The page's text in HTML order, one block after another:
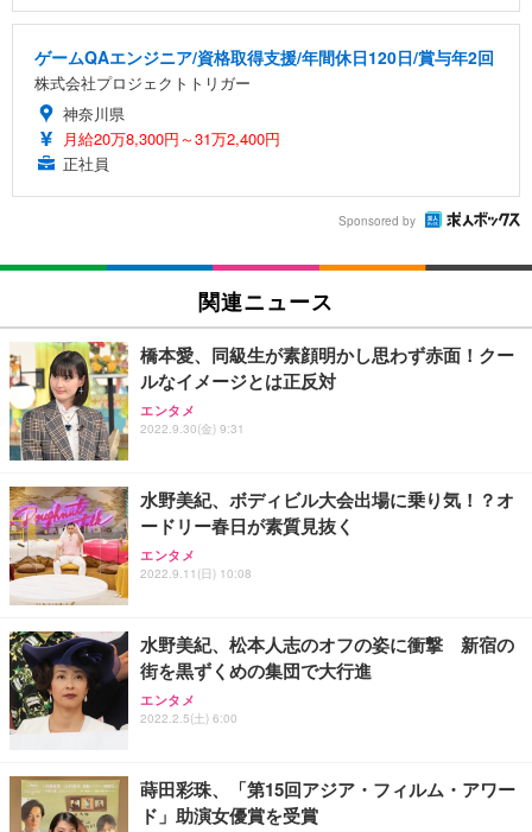
ゲームQAエンジニア/資格取得支援/年間休日120日/賞与年2回
株式会社プロジェクトトリガー
神奈川県
月給20万8,300円～31万2,400円
正社員
Sponsored by
関連ニュース
橋本愛、同級生が素顔明かし思わず赤面！クー
ルなイメージとは正反対
エンタメ
2022.9.30(金) 9:31
水野美紀、ボディビル大会出場に乗り気！？オ
ードリー春日が素質見抜く
エンタメ
2022.9.11(日) 10:08
水野美紀、松本人志のオフの姿に衝撃 新宿の
街を黒ずくめの集団で大行進
エンタメ
2022.2.5(土) 6:00
蒔田彩珠、「第15回アジア・フィルム・アワー
ド」助演女優賞を受賞